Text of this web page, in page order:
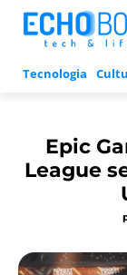
Tecnologia
Epic
League